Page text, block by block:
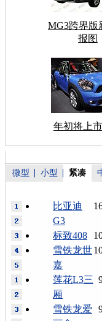
MG3跨界版
报图
年初将上
微型 小型 紧凑
比亚迪
G3
标致408
雪铁龙世
嘉
莲花L3三
厢
雪铁龙爱